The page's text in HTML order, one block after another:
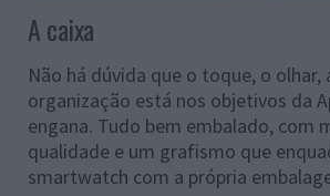
A caixa
Não há dúvida que o toque, o olhar,
organização está nos objetivos da
engana. Tudo bem embalado, com
qualidade e um grafismo que
smartwatch com a própria